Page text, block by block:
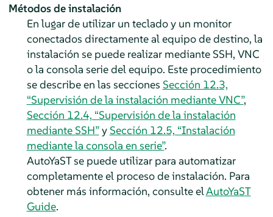
Métodos de instalación
En lugar de utilizar un teclado y un monitor
conectados directamente al equipo de destino, la
instalación se puede realizar mediante SSH, VNC
o la consola serie del equipo. Este procedimiento
se describe en las secciones Sección 12.3,
“Supervisión de la instalación mediante VNC”,
Sección 12.4, “Supervisión de la instalación
mediante SSH”ySección 12.5, “Instalación
mediante la consola en serie”.
AutoYaST se puede utilizar para automatizar
completamente el proceso de instalación. Para
obtener más información, consulte elAutoYaST
Guide.